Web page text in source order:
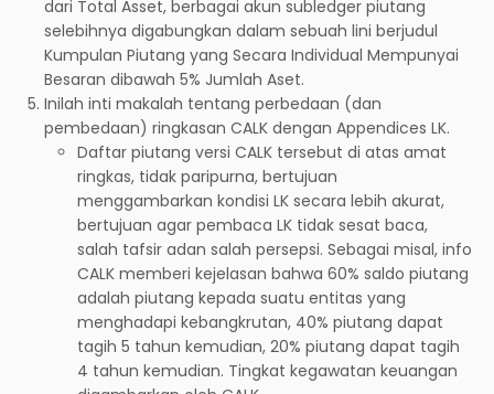
dari Total Asset, berbagai akun subledger piutang
selebihnya digabungkan dalam sebuah lini berjudul
Kumpulan Piutang yang Secara Individual Mempunyai
Besaran dibawah 5% Jumlah Aset.
Inilah inti makalah tentang perbedaan (dan
pembedaan) ringkasan CALK dengan Appendices LK.
Daftar piutang versi CALK tersebut di atas amat
ringkas, tidak paripurna, bertujuan
menggambarkan kondisi LK secara lebih akurat,
bertujuan agar pembaca LK tidak sesat baca,
salah tafsir adan salah persepsi. Sebagai misal, info
CALK memberi kejelasan bahwa 60% saldo piutang
adalah piutang kepada suatu entitas yang
menghadapi kebangkrutan, 40% piutang dapat
tagih 5 tahun kemudian, 20% piutang dapat tagih
4 tahun kemudian. Tingkat kegawatan keuangan